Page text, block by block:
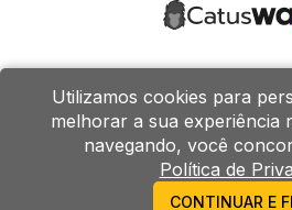
Utilizamos cookies para
melhorar a sua experiência
navegando, você
Política de
CONTINUAR E